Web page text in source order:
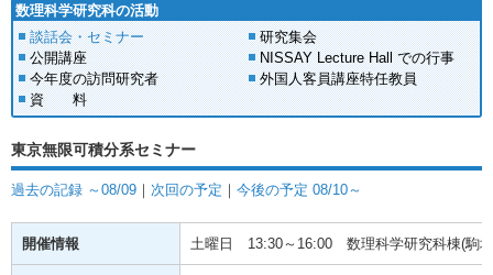
数理科学研究科の活動
談話会・セミナー
研究集会
公開講座
NISSAY Lecture Hall での行事
今年度の訪問研究者
外国人客員講座特任教員
資 料
東京無限可積分系セミナー
過去の記録 ～08/09 ｜ 次回の予定 ｜ 今後の予定 08/10～
開催情報 土曜日 13:30～16:00 数理科学研究科棟(駒